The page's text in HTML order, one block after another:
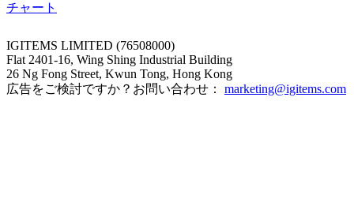
チャート
IGITEMS LIMITED (76508000)
Flat 2401-16, Wing Shing Industrial Building
26 Ng Fong Street, Kwun Tong, Hong Kong
広告をご検討ですか？お問い合わせ： marketing@igitems.com